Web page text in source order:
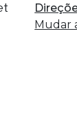
Mudar